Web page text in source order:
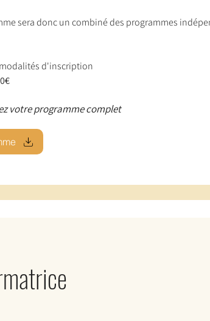
sera donc un combiné des programmes
d'inscription
votre programme complet